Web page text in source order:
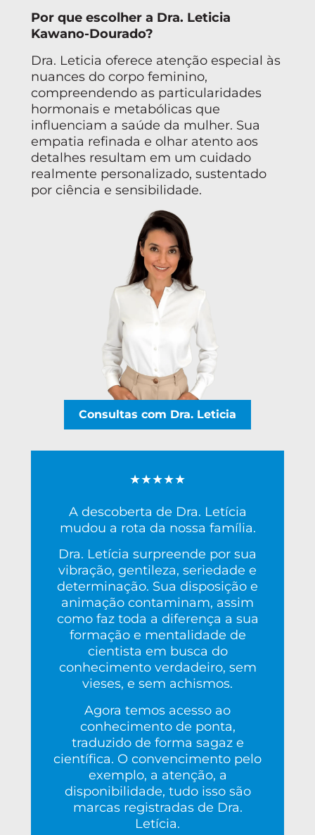
Por que escolher a Dra. Leticia
Kawano-Dourado?
Dra. Leticia oferece atenção especial às
nuances do corpo feminino,
compreendendo as particularidades
hormonais e metabólicas que
influenciam a saúde da mulher. Sua
empatia refinada e olhar atento aos
detalhes resultam em um cuidado
realmente personalizado, sustentado
por ciência e sensibilidade.
Consultas com Dra. Leticia
★★★★★
A descoberta de Dra. Letícia
mudou a rota da nossa família.
Dra. Letícia surpreende por sua
vibração, gentileza, seriedade e
determinação. Sua disposição e
animação contaminam, assim
como faz toda a diferença a sua
formação e mentalidade de
cientista em busca do
conhecimento verdadeiro, sem
vieses, e sem achismos.
Agora temos acesso ao
conhecimento de ponta,
traduzido de forma sagaz e
científica. O convencimento pelo
exemplo, a atenção, a
disponibilidade, tudo isso são
marcas registradas de Dra.
Letícia.